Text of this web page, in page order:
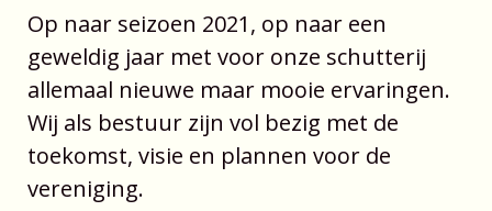
Op naar seizoen 2021, op naar een
geweldig jaar met voor onze schutterij
allemaal nieuwe maar mooie ervaringen.
Wij als bestuur zijn vol bezig met de
toekomst, visie en plannen voor de
vereniging.